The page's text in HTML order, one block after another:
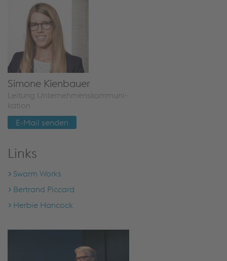
Si­mo­ne Kien­bau­er
Lei­tung Un­ter­neh­mens­kom­mu­ni­
ka­ti­on
E-Mail sen­den
Links
Swarm Works
Bertrand Piccard
Herbie Hancock